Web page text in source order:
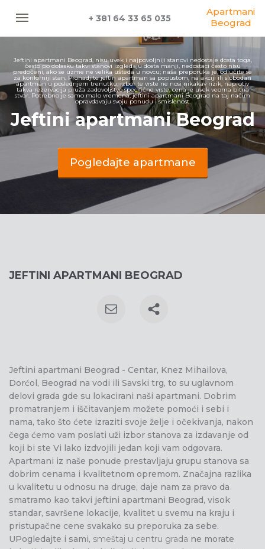
+ 381 64 33 65 035
Apartmani
Beograd
Jeftini apartmani Beograd, nisu uvek i najpovoljniji stanovi nedostaje dosta toga,
često po dolasku takvi stanovi izgledaju dosta manji, nedostaci često nisu
predočeni, ako se uzme ne velika ušteda u novcu; naša preporuka je, odlučite se
za konforniji stan. Pronadjite jeftin apartman sa popustom, na akciji ili slobodan
apartman u poslednjem trenutku, izbor te vrste ne nosi nikakav rizik, naprotiv
takva rezervacija pruža zadovoljstvo specifične vrste, cena je uvek veoma bitna
stvar. Potrebno je samo malo vremena, jeftini apartmani Beograd na taj načim
opravdavaju svoju ponudu i smislenost.
Jeftini apartmani Beograd
Pogledajte apartmane
JEFTINI APARTMANI BEOGRAD
Jeftini apartmani Beograd - Centar, Knez Mihailova,
Dorćol, Beograd na vodi ili Savski trg, to su uglavnom
delovi grada gde su lokacirani naši apartmani. Dobrim
promatranjem i iščitavanjem možete pomoći i sebi i
nama, tako što ćete izraziti svoje želje i očekivanja, nakon
čega ćemo vam poslati uži izbor stanova za izdavanje od
koji bi ste Vi lako izdvojili jedan koji vam odgovara.
Apartmani iz naše ponude prestavljaju grupu stanova sa
dobrim cenama i kvalitetnom opremom. Značajna razlika
u kvalitetu u odnosu na druge, daje nam za pravo da
smatramo kao takvi jeftini apartmani Beograd, visok
standar, savršene lokacije, kvalitet u svemu na kraju i
pristupačne cene svakako su preporuka za sebe.
UPogledajte i sami, smeštaj u centru grada ne morate